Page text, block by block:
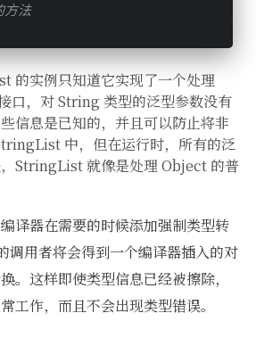
法
的实例只知道它实现了一个处理
口，对 String 类型的泛型参数没有
信息是已知的，并且可以防止将非
中，但在运行时，所有的泛
StringList 就像是处理 Object 的普
译器在需要的时候添加强制类型转
调用者将会得到一个编译器插入的对
。这样即使类型信息已经被擦除，
工作，而且不会出现类型错误。